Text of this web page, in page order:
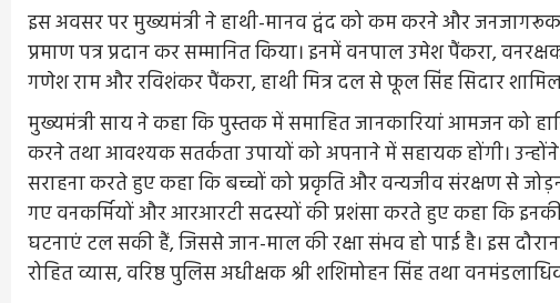
इस अवसर पर मुख्यमंत्री ने हाथी-मानव द्वंद को कम करने और
प्रमाण पत्र प्रदान कर सम्मानित किया। इनमें वनपाल उमेश पैंकरा,
गणेश राम और रविशंकर पैंकरा, हाथी मित्र दल से फूल सिंह सिदार
मुख्यमंत्री साय ने कहा कि पुस्तक में समाहित जानकारियां आमजन को
करने तथा आवश्यक सतर्कता उपायों को अपनाने में सहायक होंगी।
सराहना करते हुए कहा कि बच्चों को प्रकृति और वन्यजीव संरक्षण से
गए वनकर्मियों और आरआरटी सदस्यों की प्रशंसा करते हुए कहा कि
घटनाएं टल सकी हैं, जिससे जान-माल की रक्षा संभव हो पाई है। इस
रोहित व्यास, वरिष्ठ पुलिस अधीक्षक श्री शशिमोहन सिंह तथा